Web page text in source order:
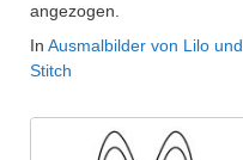
angezogen.
In Ausmalbilder von Lilo und
Stitch